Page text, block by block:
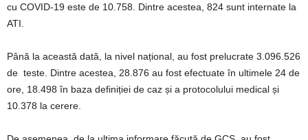
cu COVID-19 este de 10.758. Dintre acestea, 824 sunt internate la
ATI.
Până la această dată, la nivel național, au fost prelucrate 3.096.526
de teste. Dintre acestea, 28.876 au fost efectuate în ultimele 24 de
ore, 18.498 în baza definiției de caz și a protocolului medical și
10.378 la cerere.